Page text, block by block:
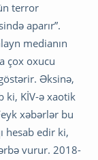
terror
aparır”.
medianın
çox oxucu
Əksinə,
ki, KİV-ə xaotik
xəbərlər bu
hesab edir ki,
vurur. 2018-